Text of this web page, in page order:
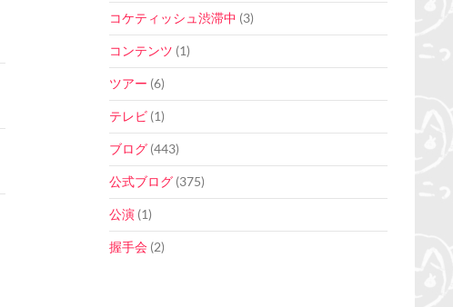
コケティッシュ渋滞中 (3)
コンテンツ (1)
ツアー (6)
テレビ (1)
ブログ (443)
公式ブログ (375)
公演 (1)
握手会 (2)